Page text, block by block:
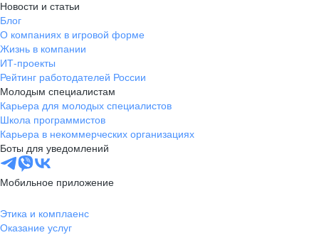
Новости и статьи
Блог
О компаниях в игровой форме
Жизнь в компании
ИТ-проекты
Рейтинг работодателей России
Молодым специалистам
Карьера для молодых специалистов
Школа программистов
Карьера в некоммерческих организациях
Боты для уведомлений
Мобильное приложение
Этика и комплаенс
Оказание услуг